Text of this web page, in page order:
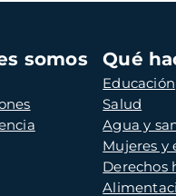
somos Qué
Educación
Salud
Agua y
Mujeres y
Derechos